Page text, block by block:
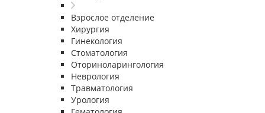
Взрослое отделение
Хирургия
Гинекология
Стоматология
Оториноларингология
Неврология
Травматология
Урология